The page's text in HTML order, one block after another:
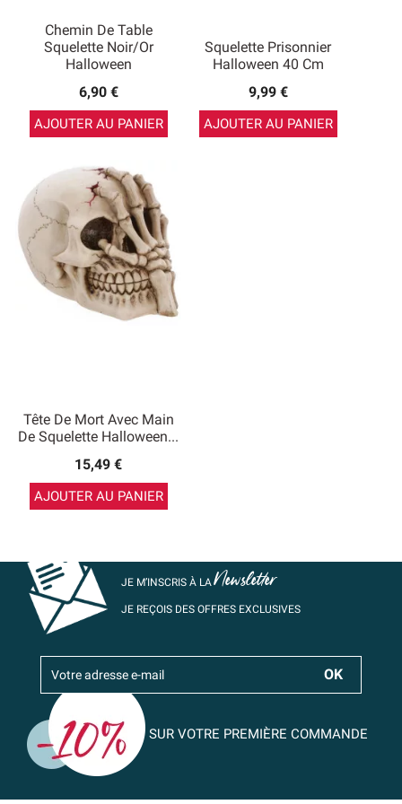
Chemin De Table
Squelette Noir/or
Halloween
6,90 €
AJOUTER AU PANIER
Squelette Prisonnier
Halloween 40 Cm
9,99 €
AJOUTER AU PANIER
Tête De Mort Avec Main
De Squelette Halloween...
15,49 €
AJOUTER AU PANIER
JE M’INSCRIS À LANewsletter
JE REÇOIS DES OFFRES EXCLUSIVES
SUR VOTRE PREMIÈRE COMMANDE